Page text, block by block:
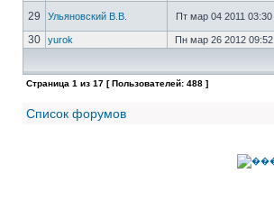
29
Ульяновский В.В. Пт мар 04 2011 03:30
30
yurok Пн мар 26 2012 09:52
Страница 1 из 17 [ Пользователей: 488 ]
Список форумов